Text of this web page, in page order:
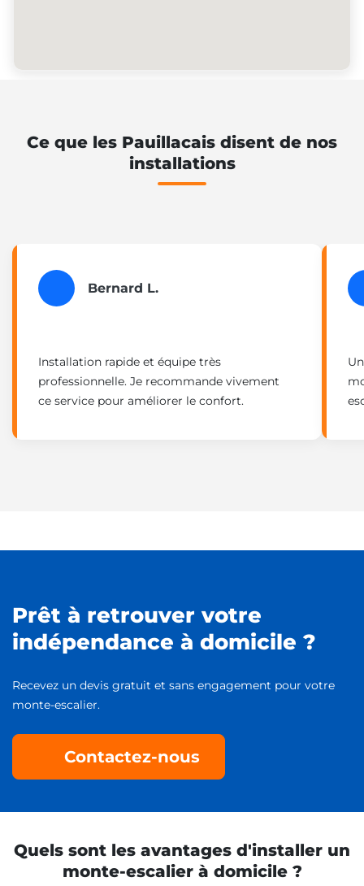
Ce que les Pauillacais disent de nos
installations
Bernard L.
Installation rapide et équipe très
professionnelle. Je recommande vivement
ce service pour améliorer le confort.
Prêt à retrouver votre
indépendance à domicile ?
Recevez un devis gratuit et sans engagement pour votre
monte-escalier.
Contactez-nous
Quels sont les avantages d'installer un
monte-escalier à domicile ?